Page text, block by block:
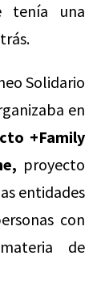
tenía una
Solidario
en
+Family
proyecto
entidades
con
de